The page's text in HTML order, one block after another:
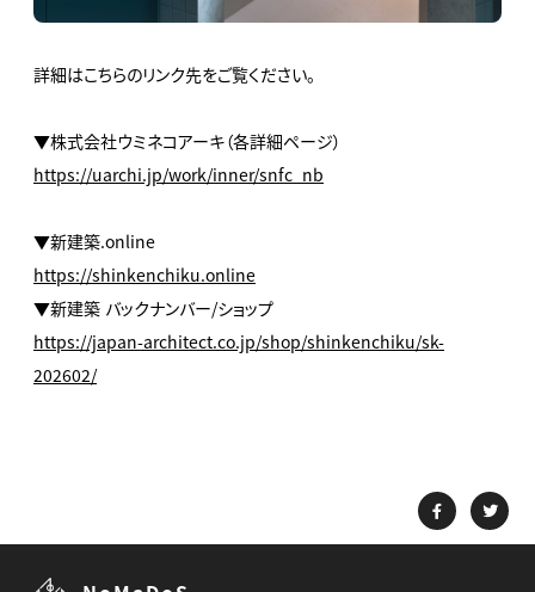
詳細はこちらのリンク先をご覧ください。
▼株式会社ウミネコアーキ（各詳細ページ）
https://uarchi.jp/work/inner/snfc_nb
▼新建築.online
https://shinkenchiku.online
▼新建築 バックナンバー/ショップ
https://japan-architect.co.jp/shop/shinkenchiku/sk-
202602/